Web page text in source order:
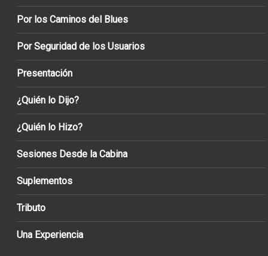
Por los Caminos del Blues
Por Seguridad de los Usuarios
Presentación
¿Quién lo Dijo?
¿Quién lo Hizo?
Sesiones Desde la Cabina
Suplementos
Tributo
Una Experiencia